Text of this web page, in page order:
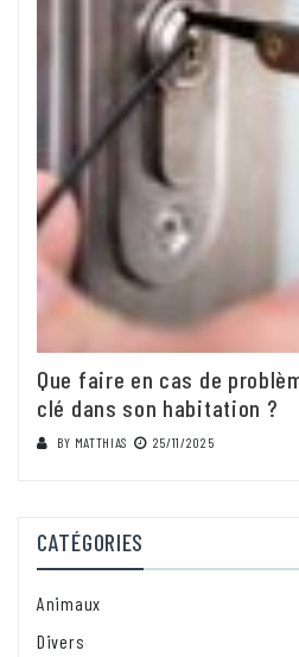
Que faire en cas de
clé dans son habitation ?
BY MATTHIAS 25/11/2025
CATÉGORIES
Animaux
Divers